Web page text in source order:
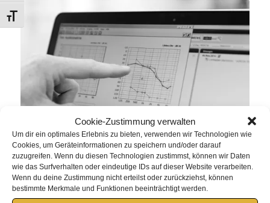
Cookie-Zustimmung verwalten
Um dir ein optimales Erlebnis zu bieten, verwenden wir Technologien wie
Cookies, um Geräteinformationen zu speichern und/oder darauf
zuzugreifen. Wenn du diesen Technologien zustimmst, können wir Daten
wie das Surfverhalten oder eindeutige IDs auf dieser Website verarbeiten.
Wenn du deine Zustimmung nicht erteilst oder zurückziehst, können
bestimmte Merkmale und Funktionen beeinträchtigt werden.
Schrift vergrößern